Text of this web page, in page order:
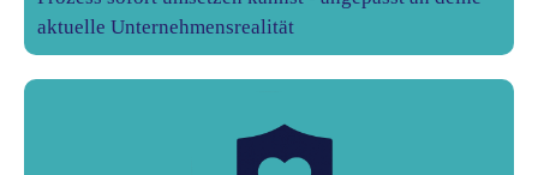
aktuelle Unternehmensrealität